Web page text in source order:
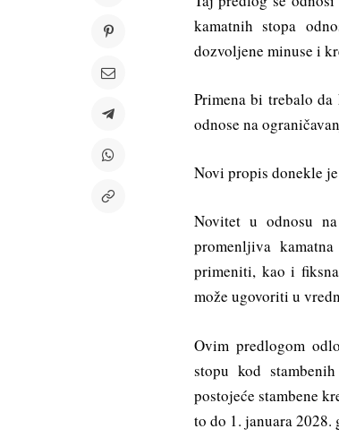
kamatnih stopa
dozvoljene minuse i
Primena bi trebalo
odnose na
Novi propis donekle
Novitet u odnosu
promenljiva
primeniti, kao i
može ugovoriti u
Ovim predlogom
stopu kod
postojeće stambene
to do 1. januara 2028.